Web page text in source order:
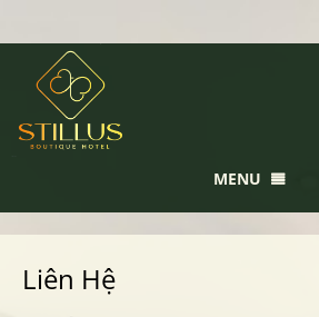
MENU
BỘ SƯU TẬP
Liên Hệ